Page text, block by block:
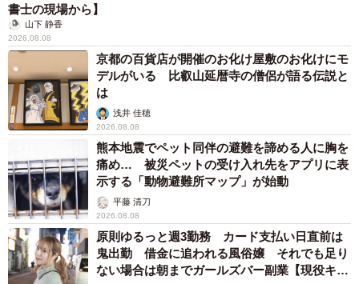
この世界に入ったわけではないので、作品の中で「自分が
一秒でも長く映りたい」というエゴが希薄なんです。
――「映ってナンボ」というプロの俳優の価値観とは、少
し異なるのですね。
瀧：そうかもしれません。現場でも「このシーン、俺がい
なくてもいいんじゃないですか？」と提案することがあり
ます。自分がいない方が、より不穏な空気や作品の「純
度」が高まるのであれば、そちらを選択した方がいい。あ
くまで作品というパズルの一部としてお手伝いに行ってい
る感覚なんです。今回の撮影現場は学校が舞台でしたが、
すでに生徒役の子たちのチームワークが出来上がってい
書士の現場から】
山下 静香
2026.08.08
京都の百貨店が開催のお化け屋敷のお化けにモ
デルがいる 比叡山延暦寺の僧侶が語る伝説と
は
浅井 佳穂
2026.08.08
熊本地震でペット同伴の避難を諦める人に胸を
痛め… 被災ペットの受け入れ先をアプリに表
示する「動物避難所マップ」が始動
平藤 清刀
2026.08.08
原則ゆるっと週3勤務 カード支払い日直前は
鬼出勤 借金に追われる風俗嬢 それでも足り
ない場合は朝までガールズバー副業【現役キャ